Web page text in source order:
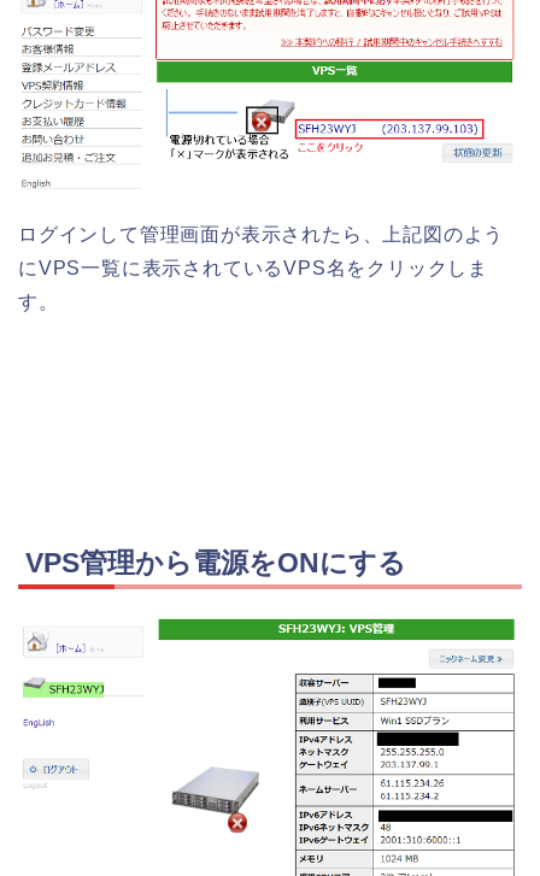
ログインして管理画面が表示されたら、上記図のよう
にVPS一覧に表示されているVPS名をクリックしま
す。
VPS管理から電源をONにする